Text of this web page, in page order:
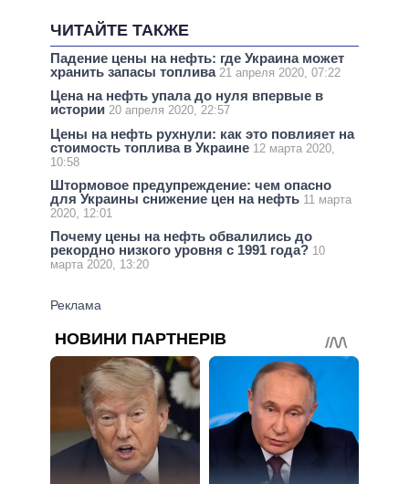
ЧИТАЙТЕ ТАКЖЕ
Падение цены на нефть: где Украина может
хранить запасы топлива 21 апреля 2020, 07:22
Цена на нефть упала до нуля впервые в
истории 20 апреля 2020, 22:57
Цены на нефть рухнули: как это повлияет на
стоимость топлива в Украине 12 марта 2020,
10:58
Штормовое предупреждение: чем опасно
для Украины снижение цен на нефть 11 марта
2020, 12:01
Почему цены на нефть обвалились до
рекордно низкого уровня с 1991 года? 10
марта 2020, 13:20